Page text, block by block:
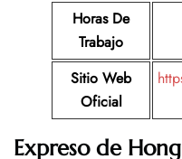
Horas De
Trabajo
Sitio Web
Oficial
Expreso de